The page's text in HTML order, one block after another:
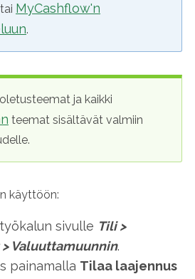
MyCashflow'n
.
ja kaikki
teemat sisältävät valmiin
käyttöön:
sivulle Tili>
> Valuuttamuunnin.
painamalla Tilaa laajennus